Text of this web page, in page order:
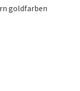
goldfarben